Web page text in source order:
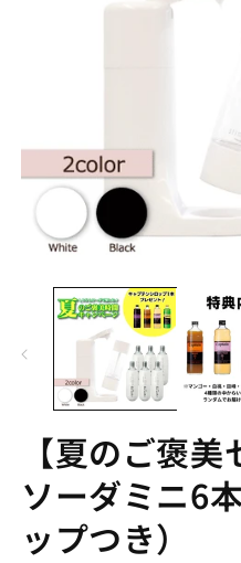
【夏のご褒
ソーダミニ6
ップつき）